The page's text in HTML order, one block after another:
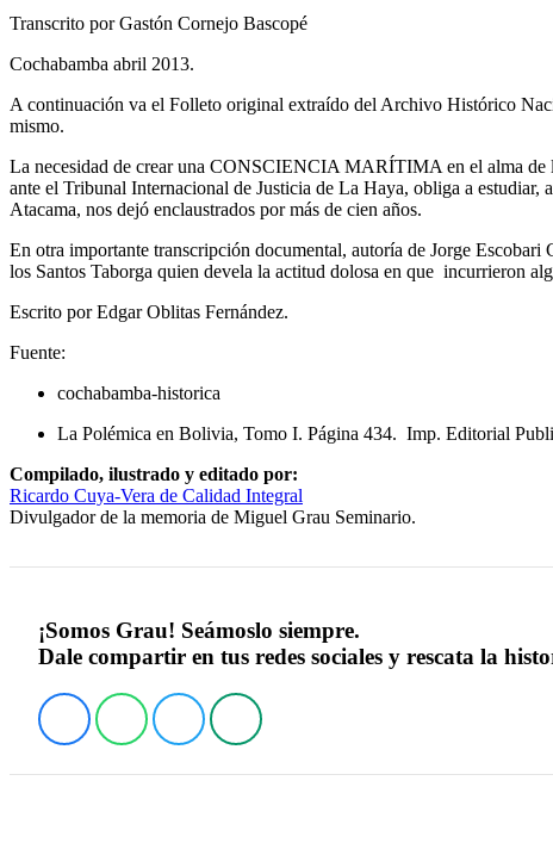
Transcrito por Gastón Cornejo Bascopé
Cochabamba abril 2013.
A continuación va el Folleto original extraído del Archivo Histórico
mismo.
La necesidad de crear una CONSCIENCIA MARÍTIMA en el alma de
ante el Tribunal Internacional de Justicia de La Haya, obliga a
Atacama, nos dejó enclaustrados por más de cien años.
En otra importante transcripción documental, autoría de Jorge
los Santos Taborga quien devela la actitud dolosa en que incurrieron
Escrito por Edgar Oblitas Fernández.
Fuente:
cochabamba-historica
La Polémica en Bolivia, Tomo I. Página 434. Imp. Editorial
Compilado, ilustrado y editado por:
Ricardo Cuya-Vera de Calidad Integral
Divulgador de la memoria de Miguel Grau Seminario.
¡Somos Grau! Seámoslo siempre.
Dale compartir en tus redes sociales y rescata la